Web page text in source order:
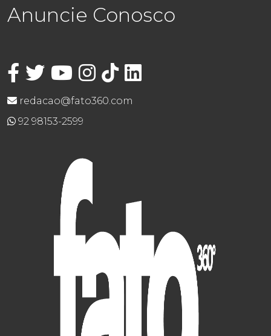
Anuncie Conosco
redacao@fato360.com
92 98153-2599